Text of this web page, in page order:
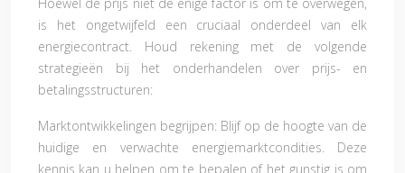
Hoewel de prijs niet de enige factor is om te overwegen,
is het ongetwijfeld een cruciaal onderdeel van elk
energiecontract. Houd rekening met de volgende
strategieën bij het onderhandelen over prijs- en
betalingsstructuren:
Marktontwikkelingen begrijpen: Blijf op de hoogte van de
huidige en verwachte energiemarktcondities. Deze
kennis kan u helpen om te bepalen of het gunstig is om